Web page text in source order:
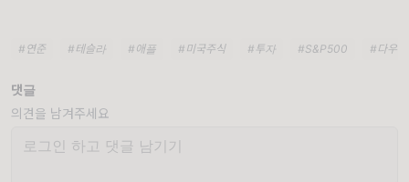
#연준 #테슬라 #애플 #미국주식 #투자 #S&P500 #다우
댓글
의견을 남겨주세요